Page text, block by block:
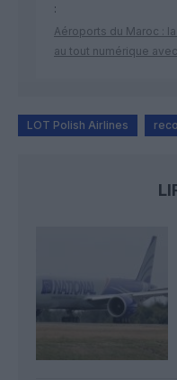
:
Aéroports du Maroc :
au tout numérique
LOT Polish Airlines